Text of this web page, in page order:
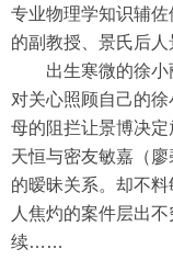
专业物理学知识辅
的副教授、景氏后人
出生寒微的徐小
对关心照顾自己的
母的阻拦让景博决
天恒与密友敏嘉（
的暧昧关系。却不
人焦灼的案件层出
续……